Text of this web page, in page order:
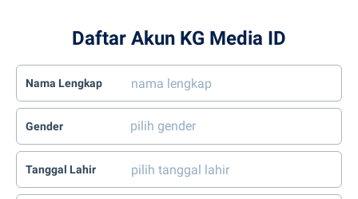
Daftar Akun KG Media ID
Nama Lengkap
Gender
Tanggal Lahir